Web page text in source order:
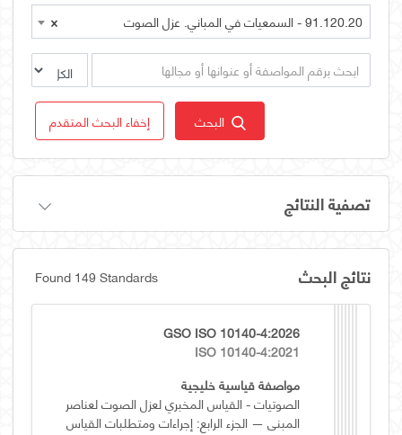
×
91.120.20 - السمعيات في المباني. عزل الصوت
البحث إخفاء البحث المتقدم
تصفية النتائج
نتائج البحث Found 149 Standards
GSO ISO 10140-4:2026
ISO 10140-4:2021
مواصفة قياسية خليجية
الصوتيات - القياس المخبري لعزل الصوت لعناصر
المبنى — الجزء الرابع: إجراءات ومتطلبات القياس